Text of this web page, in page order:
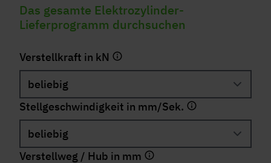
Das gesamte Elektrozylinder-
Lieferprogramm durchsuchen
Verstellkraft in kN
Stellgeschwindigkeit in mm/Sek.
Verstellweg / Hub in mm